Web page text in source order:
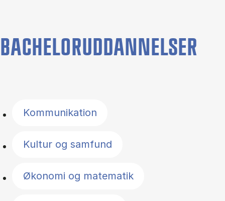
BACHELORUDDANNELSER
Kommunikation
Kultur og samfund
Økonomi og matematik